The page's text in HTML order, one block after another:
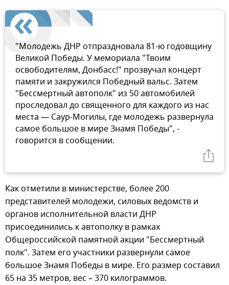
"Молодежь ДНР отпраздновала 81-ю годовщину
Великой Победы. У мемориала "Твоим
освободителям, Донбасс!" прозвучал концерт
памяти и закружился Победный вальс. Затем
"Бессмертный автополк" из 50 автомобилей
проследовал до священного для каждого из нас
места — Саур-Могилы, где молодежь развернула
самое большое в мире Знамя Победы", -
говорится в сообщении.
Как отметили в министерстве, более 200
представителей молодежи, силовых ведомств и
органов исполнительной власти ДНР
присоединились к автополку в рамках
Общероссийской памятной акции "Бессмертный
полк". Затем его участники развернули самое
большое Знамя Победы в мире. Его размер составил
65 на 35 метров, вес – 370 килограммов.